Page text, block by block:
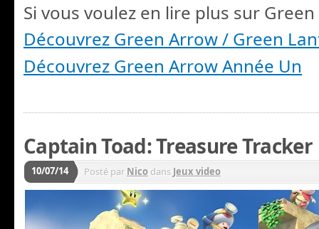
Si vous voulez en lire plus sur
Découvrez Green Arrow / Green
Découvrez Green Arrow Année Un
Captain Toad: Treasure Tracker
10/07/14 Posté par Nico dans Jeux video